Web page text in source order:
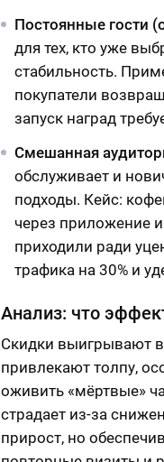
Постоянные гости
для тех, кто уже
стабильность.
покупатели
запуск наград
Смешанная
обслуживает и
подходы. Кейс:
через приложение
приходили ради
трафика на 30% и
Анализ: что
Скидки выигрывают
привлекают толпу,
оживить «мёртвые»
страдает из-за
прирост, но